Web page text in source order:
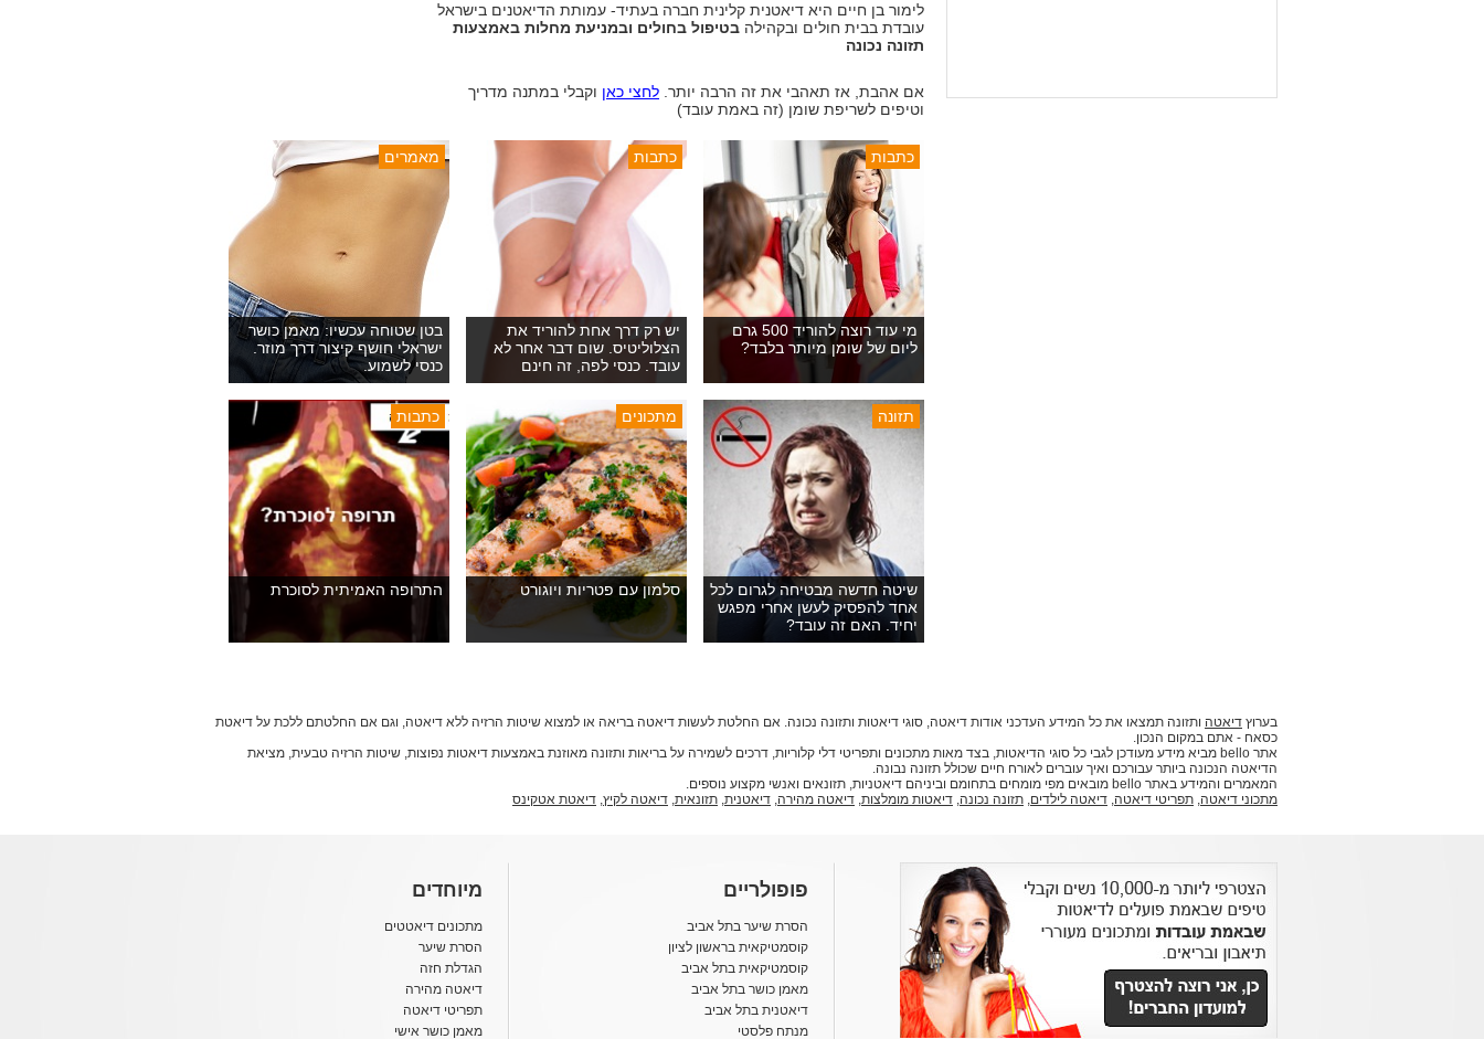
לימור בן חיים היא דיאטנית קלינית חברה בעתיד- עמותת הדיאטנים בישראל
עובדת בבית חולים ובקהילה בטיפול בחולים ובמניעת מחלות באמצעות
תזונה נכונה
אם אהבת, אז תאהבי את זה הרבה יותר. לחצי כאן וקבלי במתנה מדריך
וטיפים לשריפת שומן (זה באמת עובד)
כתבות
מי עוד רוצה להוריד 500 גרם
ליום של שומן מיותר בלבד?
כתבות
יש רק דרך אחת להוריד את
הצלוליטיס. שום דבר אחר לא
עובד. כנסי לפה, זה חינם
מאמרים
בטן שטוחה עכשיו: מאמן כושר
ישראלי חושף קיצור דרך מוזר.
כנסי לשמוע.
תזונה
שיטה חדשה מבטיחה לגרום לכל
אחד להפסיק לעשן אחרי מפגש
יחיד. האם זה עובד?
מתכונים
סלמון עם פטריות ויוגורט
כתבות
התרופה האמיתית לסוכרת
בערוץ דיאטה ותזונה תמצאו את כל המידע העדכני אודות דיאטה, סוגי דיאטות ותזונה נכונה. אם החלטת לעשות דיאטה בריאה או למצוא שיטות הרזיה ללא דיאטה, וגם אם החלטתם ללכת על דיאטת
כסאח - אתם במקום הנכון.
אתר bello מביא מידע מעודכן לגבי כל סוגי הדיאטות, בצד מאות מתכונים ותפריטי דלי קלוריות, דרכים לשמירה על בריאות ותזונה מאוזנת באמצעות דיאטות נפוצות, שיטות הרזיה טבעית, מציאת
הדיאטה הנכונה ביותר עבורכם ואיך עוברים לאורח חיים שכולל תזונה נבונה.
המאמרים והמידע באתר bello מובאים מפי מומחים בתחומם וביניהם דיאטניות, תזונאים ואנשי מקצוע נוספים.
מתכוני דיאטה, תפריטי דיאטה, דיאטה לילדים, תזונה נכונה, דיאטות מומלצות, דיאטה מהירה, דיאטנית, תזונאית, דיאטה לקיץ, דיאטת אטקינס
פופולריים
הסרת שיער בתל אביב
קוסמטיקאית בראשון לציון
קוסמטיקאית בתל אביב
מאמן כושר בתל אביב
דיאטנית בתל אביב
מנתח פלסטי
מיוחדים
מתכונים דיאטטים
הסרת שיער
הגדלת חזה
דיאטה מהירה
תפריטי דיאטה
מאמן כושר אישי